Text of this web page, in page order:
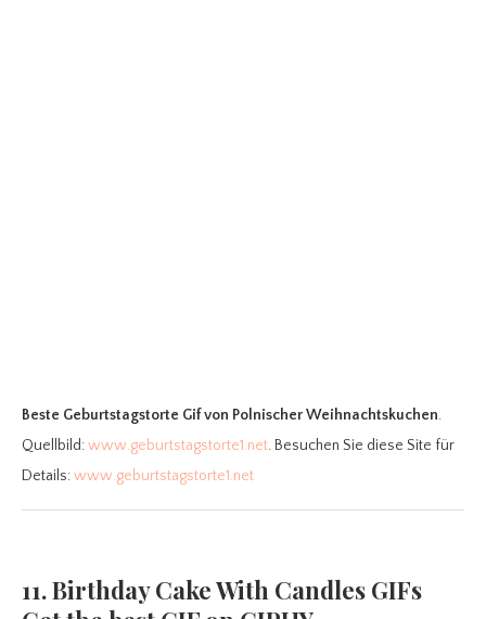
Beste Geburtstagstorte Gifvon Polnischer Weihnachtskuchen.
Quellbild:www.geburtstagstorte1.net. Besuchen Sie diese Site für
Details:www.geburtstagstorte1.net
11. Birthday Cake With Candles GIFs